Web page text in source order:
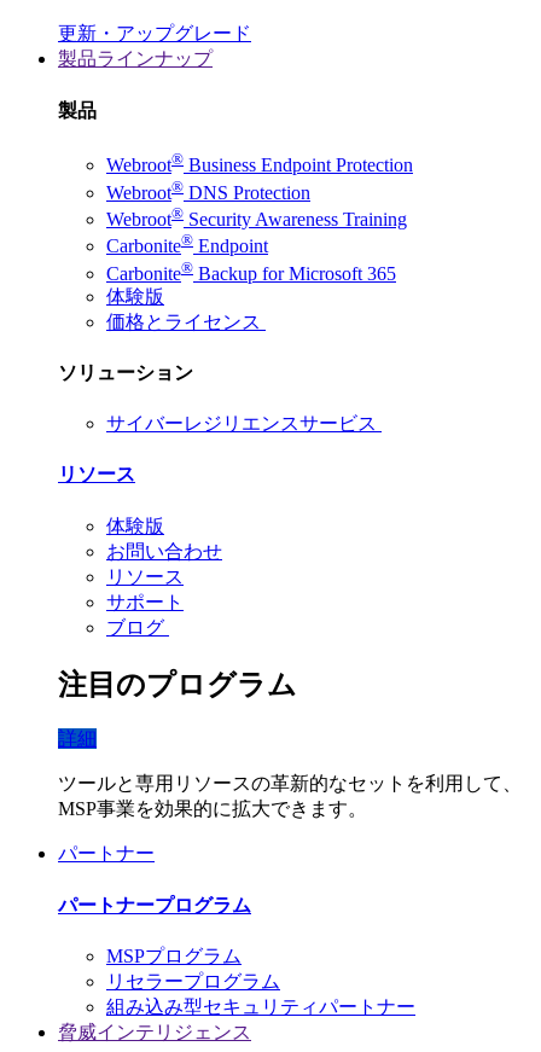
更新・アップグレード
製品ラインナップ
製品
Webroot® Business Endpoint Protection
Webroot® DNS Protection
Webroot® Security Awareness Training
Carbonite® Endpoint
Carbonite® Backup for Microsoft 365
体験版
価格とライセンス
ソリューション
サイバーレジリエンスサービス
リソース
体験版
お問い合わせ
リソース
サポート
ブログ
注目のプログラム
詳細
ツールと専用リソースの革新的なセットを利用して、
MSP事業を効果的に拡大できます。
パートナー
パートナープログラム
MSPプログラム
リセラープログラム
組み込み型セキュリティパートナー
脅威インテリジェンス